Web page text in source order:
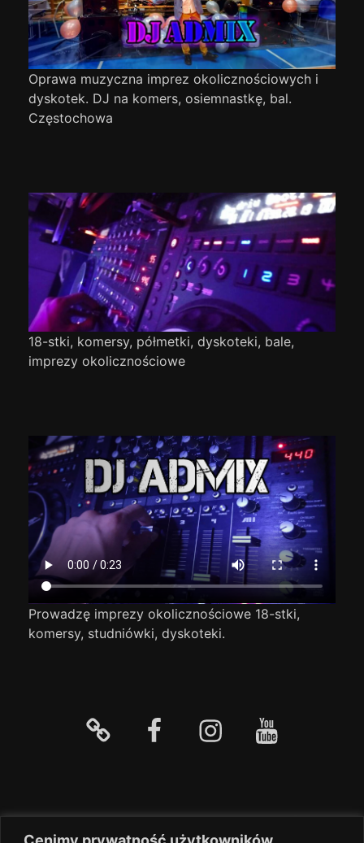
Oprawa muzyczna imprez okolicznościowych i
dyskotek. DJ na komers, osiemnastkę, bal.
Częstochowa
18-stki, komersy, półmetki, dyskoteki, bale,
imprezy okolicznościowe
Prowadzę imprezy okolicznościowe 18-stki,
komersy, studniówki, dyskoteki.
Strona
główna
facebook InstagramYouTube